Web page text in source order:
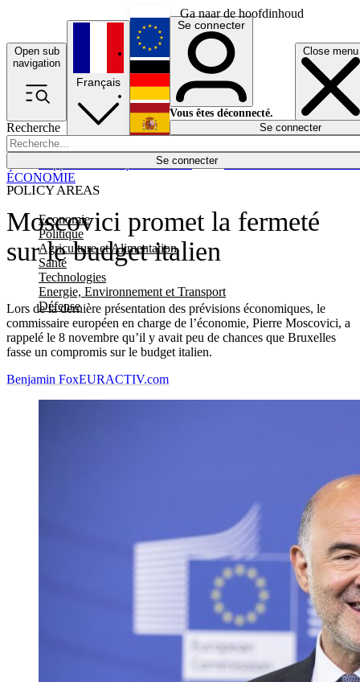
Ga naar de hoofdinhoud
Open sub
navigation
Close menu
Recherche
Se connecter
POLICY AREAS
Economie
Politique
Agriculture et Alimentation
Santé
Technologies
Energie, Environnement et Transport
Défense
Économie
Français
English
Deutsch
Español
Se connecter
Vous êtes déconnecté.
Se connecter
Moscovici promet la fermeté
sur le budget italien
Lors de la dernière présentation des prévisions économiques, le
commissaire européen en charge de l’économie, Pierre Moscovici, a
rappelé le 8 novembre qu’il y avait peu de chances que Bruxelles
fasse un compromis sur le budget italien.
ÉCONOMIE
Benjamin FoxEURACTIV.com